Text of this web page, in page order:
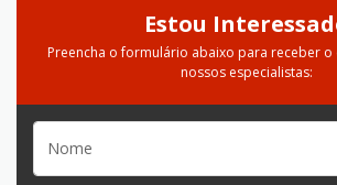
Estou
Preencha o formulário abaixo para receber o
nossos especialistas: